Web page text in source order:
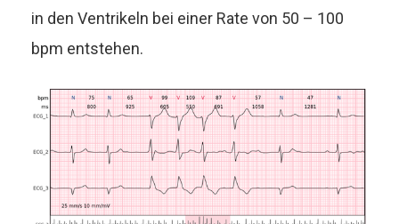
in den Ventrikeln bei einer Rate von 50 – 100
bpm entstehen.